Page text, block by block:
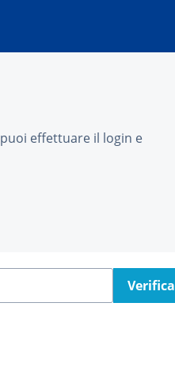
effettuare il login e
Verifica